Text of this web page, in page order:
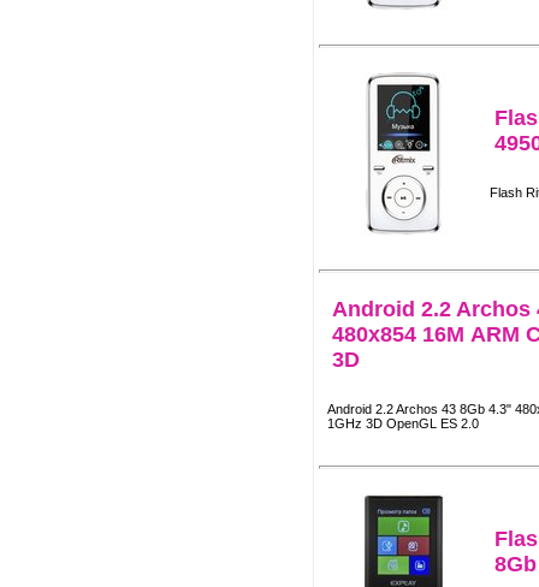
Flash
Android 2.2 Archos
480x854 16М ARM
3D
Android 2.2 Archos 43 8Gb 4.3"
1GHz 3D OpenGL ES 2.0